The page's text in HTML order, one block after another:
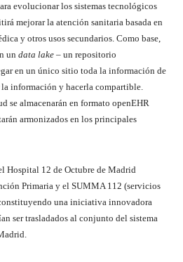
evolucionar los sistemas tecnológicos
mejorar la atención sanitaria basada en
y otros usos secundarios. Como base,
un data lake – un repositorio
en un único sitio toda la información de
información y hacerla compartible.
se almacenarán en formato openEHR
armonizados en los principales
Hospital 12 de Octubre de Madrid
Primaria y el SUMMA 112 (servicios
una iniciativa innovadora
ser trasladados al conjunto del sistema